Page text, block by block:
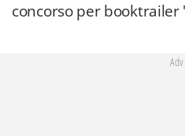
concorso per
Adv